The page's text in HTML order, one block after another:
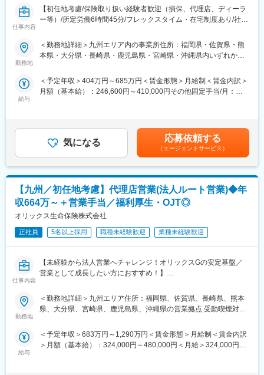
経験いただく場合があります。
その後、営業拠点で顧客対応/営業職員のマネジメント業務に従
ロントも経験いただきながら、将来的には支社幹部（市場振興部
長/人材育成部長等の管理職）を
■特徴・魅力
・企画開発チームは若手のうちから支社の"経営"に関与できるやり
がいのあるポジションです。
・支社や営業拠点における幅広い業務経験を通じて、企画・推進
・2025-1716G
変更の範囲：会社の定める業務
仕事内容
【初任地考慮/保険取り扱い経験者歓迎（損保、代理店、ディーラ
ー等）/所定労働6時間45分/フレックスタイム・在宅制度あり/社宅
■業務内容：これまでのご経験、適性から下記業務を担当いただき
ます。
・代理店営業：販売代理店への商品説明や営業活動の指導・戦略
金庫、自動車ディーラーや整備工場、一般企業、専業代理店、兼
業代理店などが中心です。既存代理店についてはルート営業が主
保社等との、お電話での業務対応がメインです。
■当社について：
当社はJA（農協）グループ（協同組合・協同組織）との関係が深
く、JA共済連との強みを生かした事業を展開しています。
各所と親密な関係を保ち、諸団体の事業を保障面でサポートする
とともに、各種共済を補完する役割を担うなど組合員や会員の安
定した生活に寄与するように努め、また協同組合・組織という独
自のチャネルのみならず、専業代理店やモーターチャネル代理店
へも積極的に展開しています。
割を担い、当社と共済は相互に補完し合うパートナー的な関係で
す。
■キャリアパス：
３～５年に一度部門間の異動が発生し、ジョブローテーションに
■評価体制：
勤務地
＜勤務地詳細＞九州エリア内の事業所住所：福岡県・佐賀県・熊
本県・大分県・長崎県・鹿児島県・宮崎県・沖縄県内いずれかの
業所（リモートワーク含む）
給与
＜予定年収＞404万円～685万円＜賃金形態＞月給制＜賃金内訳＞
月額（基本給）：246,600円～410,000円その他固定手当/月：
給：年1回、賞与：年2回賃金はあくまでも目安の金額であり、選
考を通じて上下する可能性があります。月給(月額)は固定手当を含
気になる 応募依頼する
（エージェントサービス）
【九州／初任地考慮】代理店営業(法人ルート営業)◆年
収664万～＋営業手当／福利厚生・OJT◎
オリックス生命保険株式会社
正社員 5名以上採用 職種未経験歓迎 業種未経験歓迎
仕事内容
【未経験から法人営業へチャレンジ！オリックスGの安定基盤／
営業として成長したい方におすすめ！】
■業務概要
保険販売を委託している代理店に自社商品の販売促進に向けたコ
ンサルティング営業を担うため、個人顧客への新規提案はなく法
自社商品のシェア拡大のみならず、代理店の（他社商品含め）販
売量と顧客満足度を増加させるために、人材育成・マーケティン
勤務地
＜勤務地詳細＞九州エリア住所：福岡県、佐賀県、長崎県、熊本
県、大分県、宮崎県、鹿児島県、沖縄県の営業拠点 受動喫煙対
ーク含む）
給与
＜予定年収＞683万円～1,290万円＜賃金形態＞月給制＜賃金内訳
＞月額（基本給）：324,000円～480,000円＜月給＞324,000円～